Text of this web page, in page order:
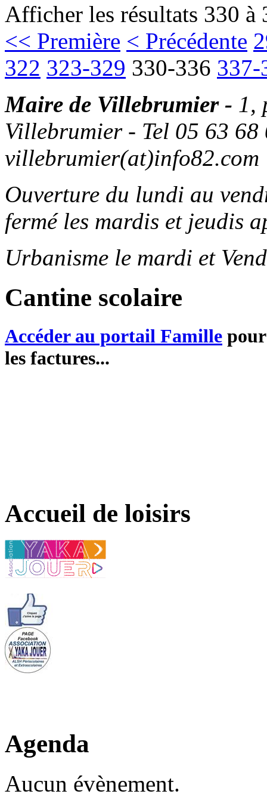
Afficher les résultats 330 à
<< Première < Précédente
322 323-329 330-336 337-
Maire de Villebrumier - 1,
Villebrumier - Tel 05 63
villebrumier(at)info82.com
Ouverture du lundi au
fermé les mardis et jeudis
Urbanisme le mardi et
Cantine scolaire
Accéder au portail Famille
les factures...
Accueil de loisirs
Agenda
Aucun évènement.